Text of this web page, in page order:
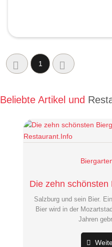
1
Beliebte Artikel und
Die zehn
Salzburg und sein Bier.
Bier wird in der
Jahren